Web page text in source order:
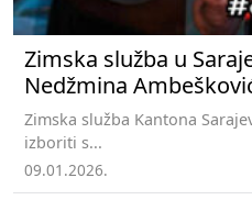
Zimska služba u
Nedžmina
Zimska služba Kantona
izboriti s...
09.01.2026.